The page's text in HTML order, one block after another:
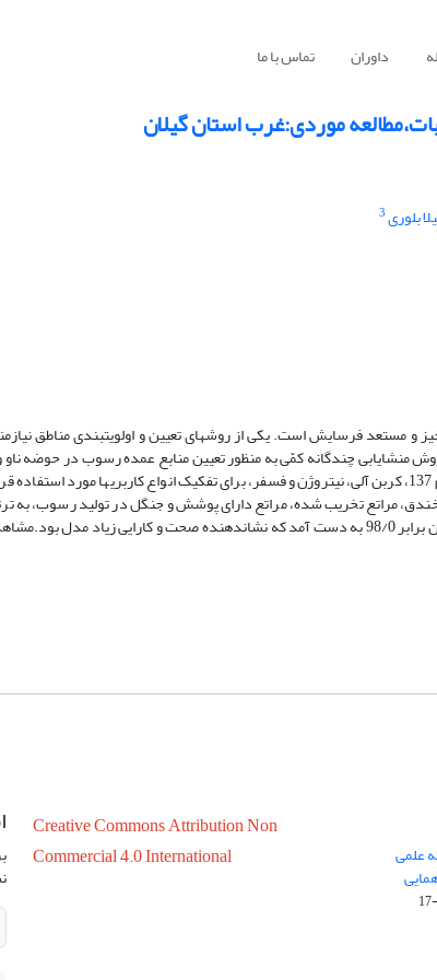
داوران تماس با ما
موردی:غرب استان گیلان
بلوری3
مستعد فرسایش است. یکی از روش­های تعیین و اولویت­بندی مناطق
منشایابی چندگانه کمّی به منظور تعیین منابع عمده رسوب در حوضه
5/6، 1 و 5/0 درصد است. خطای نسبی مدل برای برآورد سهم انواع کاربری­ها به طور میانگین برابر 98/0 به دست آمد که نشان­دهنده صحت و
علمی
گردهمایی
Creative Commons Attribution Non
Commercial 4.0 International